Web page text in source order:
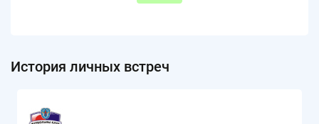
История личных встреч